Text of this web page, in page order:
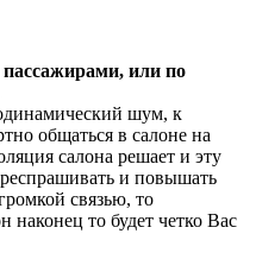
или по
шум, к
общаться в салоне на
салона решает и эту
и повышать
связью, то
наконец то будет четко Вас